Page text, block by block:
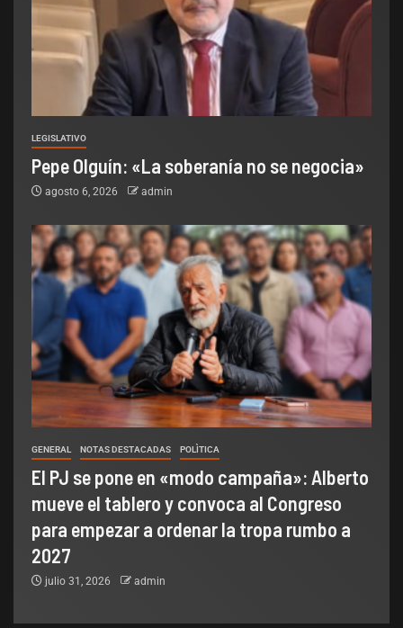
LEGISLATIVO
Pepe Olguín: «La soberanía no se negocia»
agosto 6, 2026 admin
GENERAL NOTAS DESTACADAS POLÌTICA
El PJ se pone en «modo campaña»: Alberto
mueve el tablero y convoca al Congreso
para empezar a ordenar la tropa rumbo a
2027
julio 31, 2026 admin